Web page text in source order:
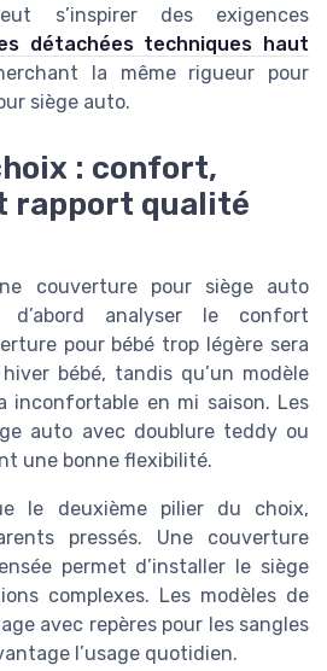
s’inspirer des exigences
détachées techniques haut
la même rigueur pour
siège auto.
: confort,
rapport qualité
couverture pour siège auto
analyser le confort
pour bébé trop légère sera
bébé, tandis qu’un modèle
inconfortable en mi saison. Les
auto avec doublure teddy ou
une bonne flexibilité.
le deuxième pilier du choix,
pressés. Une couverture
permet d’installer le siège
complexes. Les modèles de
avec repères pour les sangles
l’usage quotidien.